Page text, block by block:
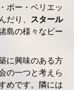
ポー・ベリエッ
だり、
スタール
島の様々なビー
に興味のある方
の一つと考えら
めです。隣には